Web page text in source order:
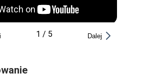
1 / 5 Dalej